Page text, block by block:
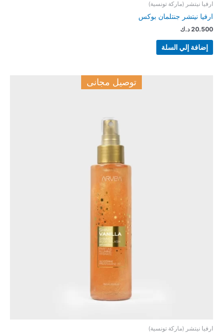
ارفيا نيتشر (ماركة تونسية)
ارفيا نيتشر جنتلمان بوكس
20.500 د.ك
إضافة إلي السلة
توصيل مجانى
ارفيا نيتشر (ماركة تونسية)